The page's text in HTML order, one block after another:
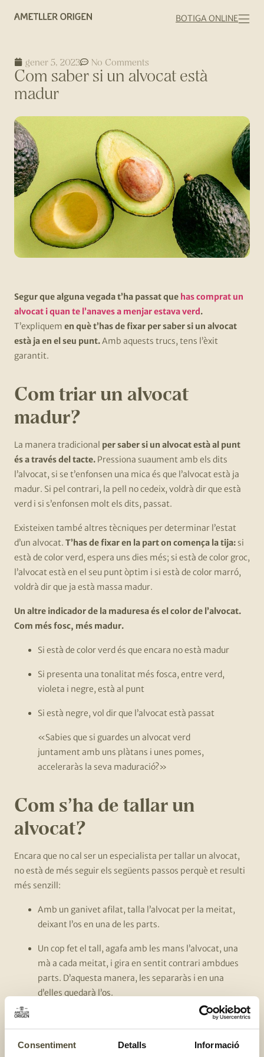
Consentiment Detalls Informació
BOTIGA ONLINE
gener 5, 2023 No Comments
Com saber si un alvocat està
madur
Segur que alguna vegada t’ha passat que has comprat un
alvocat i quan te l’anaves a menjar estava verd.
T’expliquem en què t’has de fixar per saber si un alvocat
està ja en el seu punt.Amb aquests trucs, tens l’èxit
garantit.
Com triar un alvocat
madur?
La manera tradicional per saber si un alvocat està al punt
és a través del tacte. Pressiona suaument amb els dits
l’alvocat, si se t’enfonsen una mica és que l’alvocat està ja
madur. Si pel contrari, la pell no cedeix, voldrà dir que està
verd i si s’enfonsen molt els dits, passat.
Existeixen també altres tècniques per determinar l’estat
d’un alvocat. T’has de fixar en la part on comença la tija: si
està de color verd, espera uns dies més; si està de color groc,
l’alvocat està en el seu punt òptim i si està de color marró,
voldrà dir que ja està massa madur.
Un altre indicador de la maduresa és el color de l’alvocat.
Com més fosc, més madur.
Si està de color verd és que encara no està madur
Si presenta una tonalitat més fosca, entre verd,
violeta i negre, està al punt
Si està negre, vol dir que l’alvocat està passat
«Sabies que si guardes un alvocat verd
juntament amb uns plàtans i unes pomes,
acceleraràs la seva maduració?»
Com s’ha de tallar un
alvocat?
Encara que no cal ser un especialista per tallar un alvocat,
no està de més seguir els següents passos perquè et resulti
més senzill:
Amb un ganivet afilat, talla l’alvocat per la meitat,
deixant l’os en una de les parts.
Un cop fet el tall, agafa amb les mans l’alvocat, una
mà a cada meitat, i gira en sentit contrari ambdues
parts. D’aquesta manera, les separaràs i en una
d’elles quedarà l’os.
El següent pas és
, sense destrossar
l’alvocat. Som-hi!